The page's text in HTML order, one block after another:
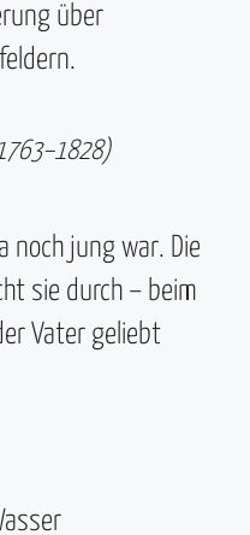
über
noch jung war. Die
sie durch – beim
Vater geliebt